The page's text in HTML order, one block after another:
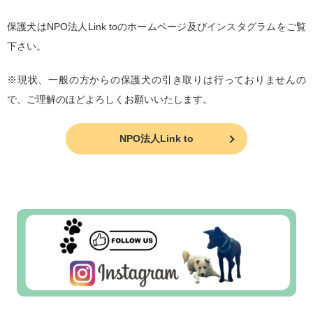
保護犬はNPO法人Link toのホームページ及びインスタグラムをご覧
下さい。
※現状、一般の方からの保護犬の引き取りは行っておりませんの
で、ご理解のほどよろしくお願いいたします。
NPO法人Link to